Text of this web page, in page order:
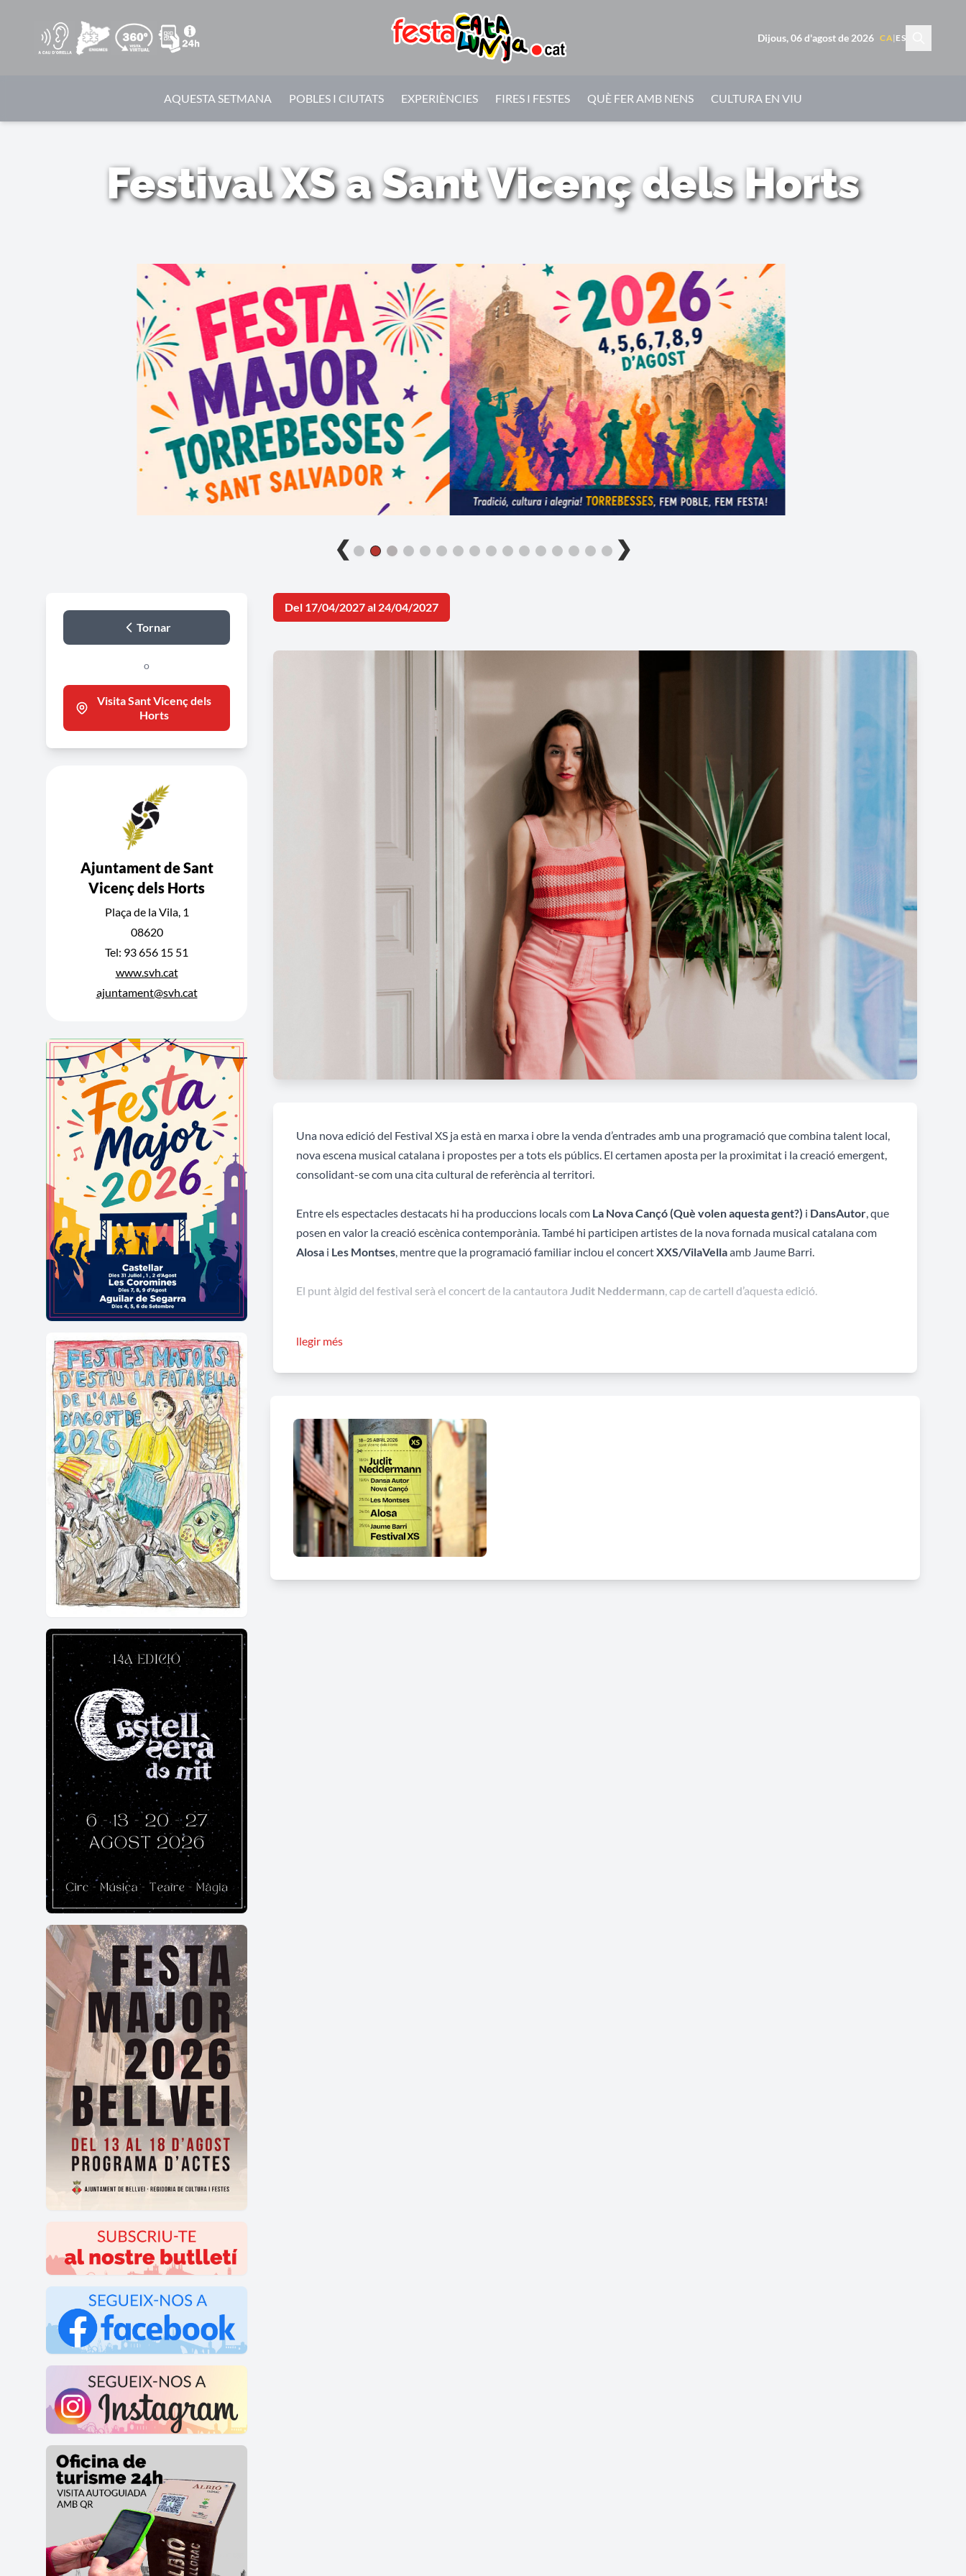
Dijous, 06 d'agost de 2026 CA| ES
AQUESTA SETMANA POBLES I CIUTATS EXPERIÈNCIES FIRES I FESTES QUÈ FER AMB NENS CULTURA EN VIU
Festival XS a Sant Vicenç dels Horts
❮ ❯
Tornar
o
Visita Sant Vicenç dels
Horts
Ajuntament de Sant
Vicenç dels Horts
Plaça de la Vila, 1
08620
Tel: 93 656 15 51
www.svh.cat
ajuntament@svh.cat
Del 17/04/2027 al 24/04/2027
Una nova edició del Festival XS ja està en marxa i obre la venda d’entrades amb una programació que combina talent local,
nova escena musical catalana i propostes per a tots els públics. El certamen aposta per la proximitat i la creació emergent,
consolidant-se com una cita cultural de referència al territori.
Entre els espectacles destacats hi ha produccions locals com La Nova Cançó (Què volen aquesta gent?) i DansAutor, que
posen en valor la creació escènica contemporània. També hi participen artistes de la nova fornada musical catalana com
Alosa i Les Montses, mentre que la programació familiar inclou el concertXXS/VilaVellaamb Jaume Barri.
El punt àlgid del festival serà el concert de la cantautora Judit Neddermann, cap de cartell d’aquesta edició.
múltiples espectacles a preus reduïts. A més, algunes propostes són gratuïtes, reforçant la voluntat del festival d’arribar a
També inclou abonaments amb diferents opcions
llegir més